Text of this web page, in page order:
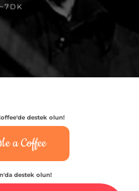
~7DK
destek olun!
a Coffee
destek olun!